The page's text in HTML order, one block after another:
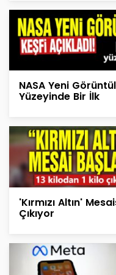
NASA Yeni
Yüzeyinde Bir İlk
'Kırmızı Altın'
Çıkıyor